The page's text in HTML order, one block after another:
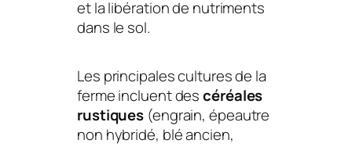
et la libération de nutriments
dans le sol.
Les principales cultures de la
ferme incluent descéréales
rustiques (engrain, épeautre
non hybridé, blé ancien,